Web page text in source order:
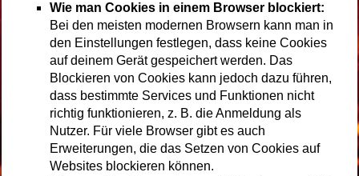
Wie man Cookies in einem Browser blockiert:
Bei den meisten modernen Browsern kann man in
den Einstellungen festlegen, dass keine Cookies
auf deinem Gerät gespeichert werden. Das
Blockieren von Cookies kann jedoch dazu führen,
dass bestimmte Services und Funktionen nicht
richtig funktionieren, z. B. die Anmeldung als
Nutzer. Für viele Browser gibt es auch
Erweiterungen, die das Setzen von Cookies auf
Websites blockieren können.